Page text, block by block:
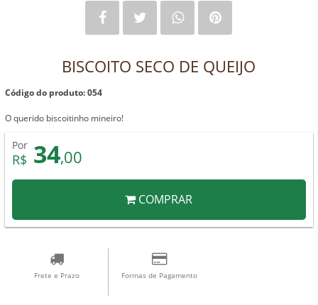
BISCOITO SECO DE QUEIJO
Código do produto: 054
O querido biscoitinho mineiro!
Por
R$ 34,00
COMPRAR
Frete e Prazo Formas de Pagamento